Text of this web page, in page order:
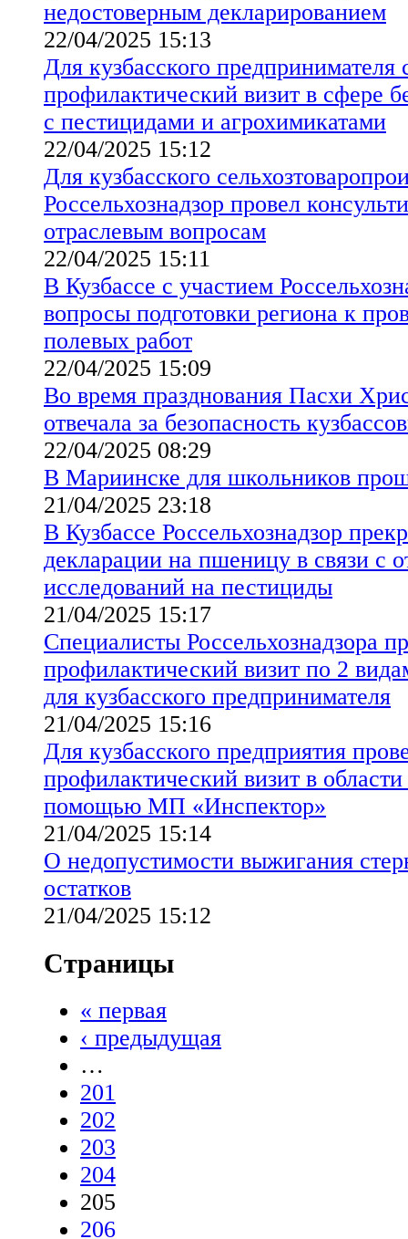
недостоверным декларированием
22/04/2025 15:13
Для кузбасского предпринимателя
профилактический визит в сфере
с пестицидами и агрохимикатами
22/04/2025 15:12
Для кузбасского
Россельхознадзор провел
отраслевым вопросам
22/04/2025 15:11
В Кузбассе с участием
вопросы подготовки региона к
полевых работ
22/04/2025 15:09
Во время празднования Пасхи
отвечала за безопасность
22/04/2025 08:29
В Мариинске для школьников
21/04/2025 23:18
В Кузбассе Россельхознадзор
декларации на пшеницу в связи с
исследований на пестициды
21/04/2025 15:17
Специалисты Россельхознадзора
профилактический визит по 2
для кузбасского предпринимателя
21/04/2025 15:16
Для кузбасского предприятия
профилактический визит в
помощью МП «Инспектор»
21/04/2025 15:14
О недопустимости выжигания
остатков
21/04/2025 15:12
Страницы
« первая
‹ предыдущая
…
201
202
203
204
205
206